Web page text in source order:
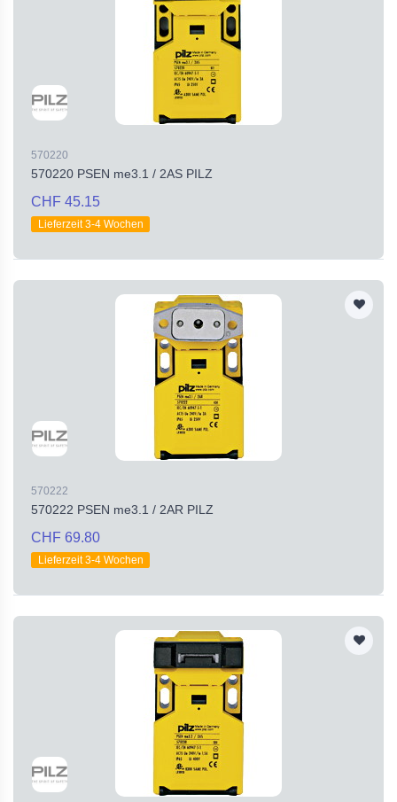
570220
570220 PSEN me3.1 / 2AS PILZ
CHF 45.15
Lieferzeit 3-4 Wochen
570222
570222 PSEN me3.1 / 2AR PILZ
CHF 69.80
Lieferzeit 3-4 Wochen